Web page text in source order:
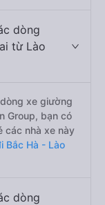
dòng
từ Lào
xe giường
Group, bạn có
các nhà xe này
Bắc Hà - Lào
dòng